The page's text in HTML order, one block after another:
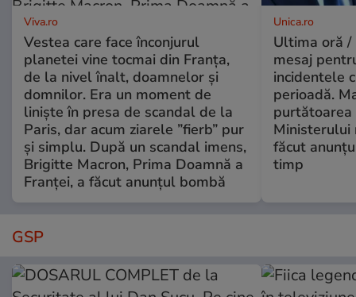
Viva.ro
Vestea care face înconjurul
planetei vine tocmai din Franța,
de la nivel înalt, doamnelor și
domnilor. Era un moment de
liniște în presa de scandal de la
Paris, dar acum ziarele ”fierb” pur
și simplu. După un scandal imens,
Brigitte Macron, Prima Doamnă a
Franței, a făcut anunțul bombă
Unica.ro
Ultima oră /
mesaj
incidentele
perioadă.
purtătoarea
Ministerului
făcut
timp
GSP